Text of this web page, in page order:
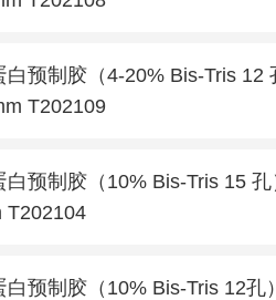
白预制胶（4-20% Bis-Tris 12
T202109
白预制胶（10% Bis-Tris 15
T202104
白预制胶（10% Bis-Tris 12孔